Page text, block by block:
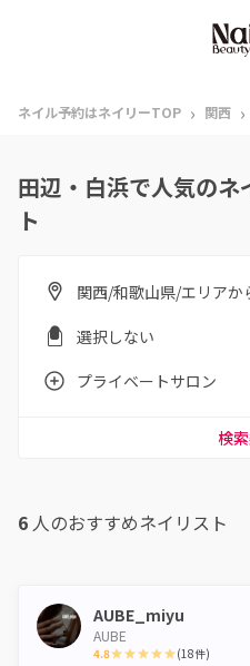
ネイル予約はネイリーTOP › 関西 ›
田辺・白浜で人気の
ト
関西/和歌山県/エリア
選択しない
プライベートサロン
検
6 人のおすすめネイリスト
AUBE_miyu
AUBE
4.8 (18件)